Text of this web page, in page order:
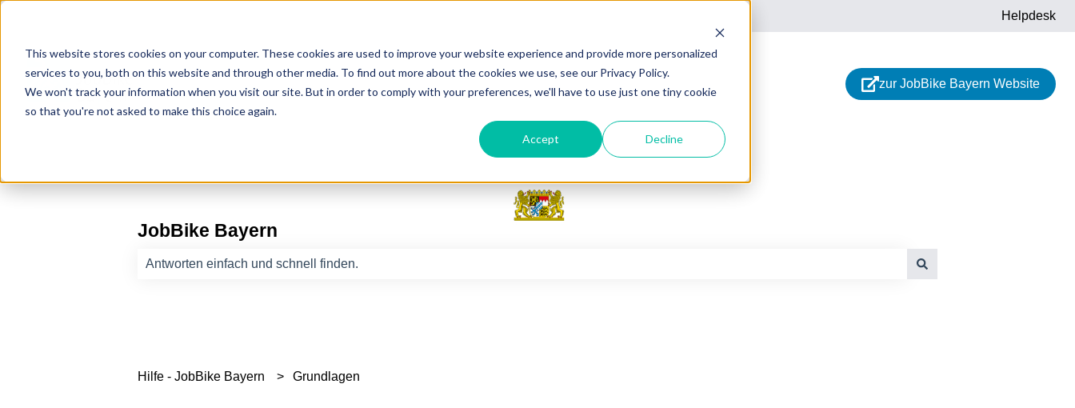
This website stores cookies on your computer. These cookies are used to improve your website experience and provide more personalized
services to you, both on this website and through other media. To find out more about the cookies we use, see our Privacy Policy.
We won't track your information when you visit our site. But in order to comply with your preferences, we'll have to use just one tiny cookie
so that you're not asked to make this choice again.
Accept Decline
Helpdesk
zur JobBike Bayern Website
JobBike Bayern
Hilfe - JobBike Bayern Grundlagen